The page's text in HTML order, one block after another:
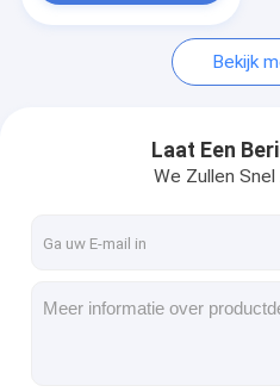
Parkeren Barrier Gate
Automatische slagboom
Bekijk
Laat Een
We Zullen